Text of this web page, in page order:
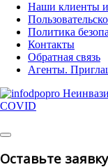
Наши клиенты
Политика
Контакты
Обратная связь
Агенты.
Оставьте